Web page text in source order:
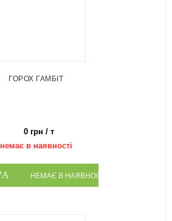
ГОРОХ ГАМБІТ
0 грн / т
немає в наявності
НЕМАЄ В НАЯВНОСТІ